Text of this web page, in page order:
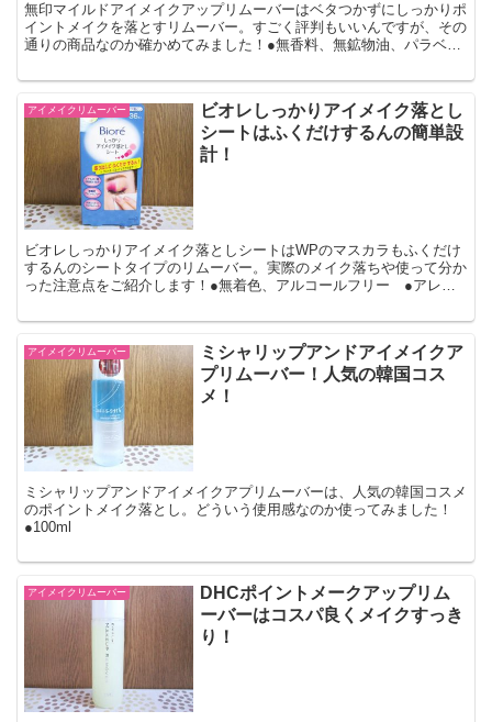
無印マイルドアイメイクアップリムーバーはベタつかずにしっかりポ
イントメイクを落とすリムーバー。すごく評判もいいんですが、その
通りの商品なのか確かめてみました！●無香料、無鉱物油、パラベン
アイメイクリムーバー
ビオレしっかりアイメイク落とし
シートはふくだけするんの簡単設
計！
ビオレしっかりアイメイク落としシートはWPのマスカラもふくだけ
するんのシートタイプのリムーバー。実際のメイク落ちや使って分か
った注意点をご紹介します！●無着色、アルコールフリー ●アレル
アイメイクリムーバー
ミシャリップアンドアイメイクア
プリムーバー！人気の韓国コス
メ！
ミシャリップアンドアイメイクアプリムーバーは、人気の韓国コスメ
のポイントメイク落とし。どういう使用感なのか使ってみました！
●100ml
アイメイクリムーバー
DHCポイントメークアップリム
ーバーはコスパ良くメイクすっき
り！